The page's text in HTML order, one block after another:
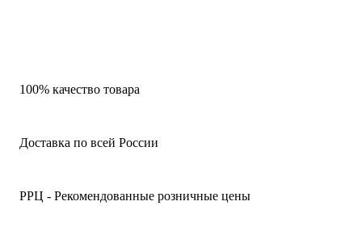
100% качество товара
Доставка по всей России
РРЦ - Рекомендованные розничные цены